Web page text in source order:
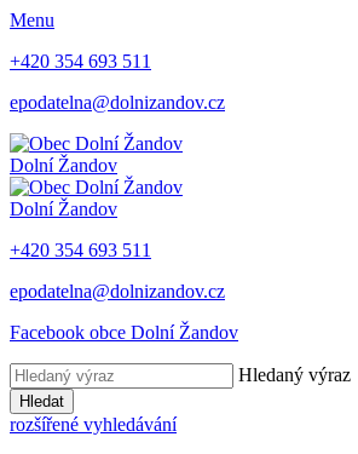
Menu
+420 354 693 511
epodatelna@dolnizandov.cz
Dolní Žandov
Dolní Žandov
+420 354 693 511
epodatelna@dolnizandov.cz
Facebook obce Dolní Žandov
Hledaný výraz
Hledat
rozšířené vyhledávání